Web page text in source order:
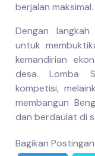
berjalan maksimal.
Dengan
untuk
kemandirian
desa. Lomba
kompetisi,
membangun
dan berdaulat di
Bagikan Postingan